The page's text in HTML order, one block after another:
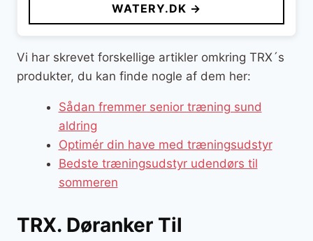
WATERY.DK →
Vi har skrevet forskellige artikler omkring TRX´s
produkter, du kan finde nogle af dem her:
Sådan fremmer senior træning sund
aldring
Optimér din have med træningsudstyr
Bedste træningsudstyr udendørs til
sommeren
TRX. Døranker Til